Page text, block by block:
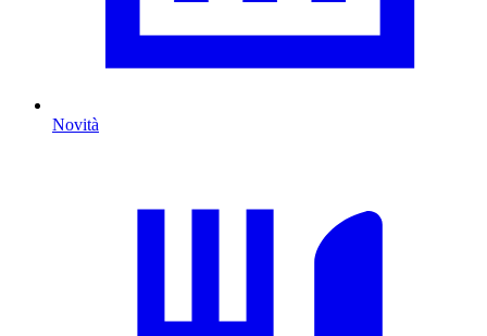
Novità